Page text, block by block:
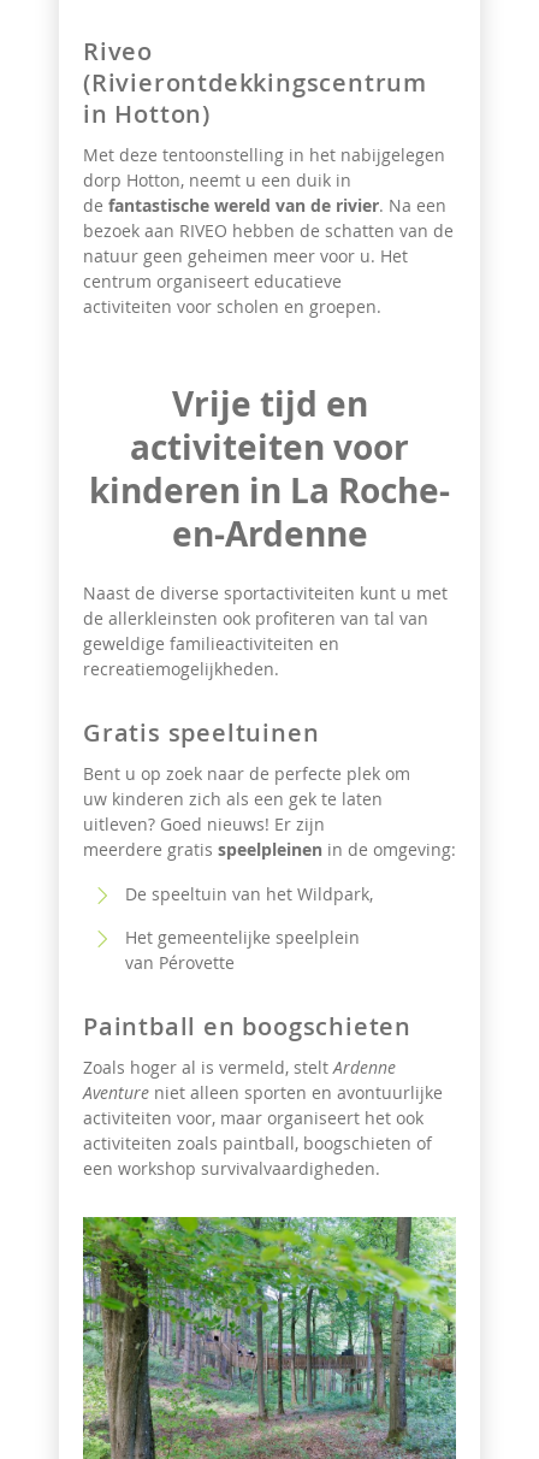
Riveo
(Rivierontdekkingscentrum
in Hotton)
Met deze tentoonstelling in het nabijgelegen
dorp Hotton, neemt u een duik in
de fantastische wereld van de rivier. Na een
bezoek aan RIVEO hebben de schatten van de
natuur geen geheimen meer voor u. Het
centrum organiseert educatieve
activiteiten voor scholen en groepen.
Vrije tijd en
activiteiten voor
kinderen in La Roche-
en-Ardenne
Naast de diverse sportactiviteiten kunt u met
de allerkleinsten ook profiteren van tal van
geweldige familieactiviteiten en
recreatiemogelijkheden.
Gratis speeltuinen
Bent u op zoek naar de perfecte plek om
uw kinderen zich als een gek te laten
uitleven? Goed nieuws! Er zijn
meerdere gratis speelpleinen in de omgeving:
De speeltuin van het Wildpark,
Het gemeentelijke speelplein
van Pérovette
Paintball en boogschieten
Zoals hoger al is vermeld, steltArdenne
Aventure niet alleen sporten en avontuurlijke
activiteiten voor, maar organiseert het ook
activiteiten zoals paintball, boogschieten of
een workshop survivalvaardigheden.